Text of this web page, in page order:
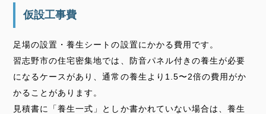
仮設工事費
足場の設置・養生シートの設置にかかる費用です。
習志野市の住宅密集地では、防音パネル付きの養生が必要
になるケースがあり、通常の養生より1.5〜2倍の費用がか
かることがあります。
見積書に「養生一式」としか書かれていない場合は、養生